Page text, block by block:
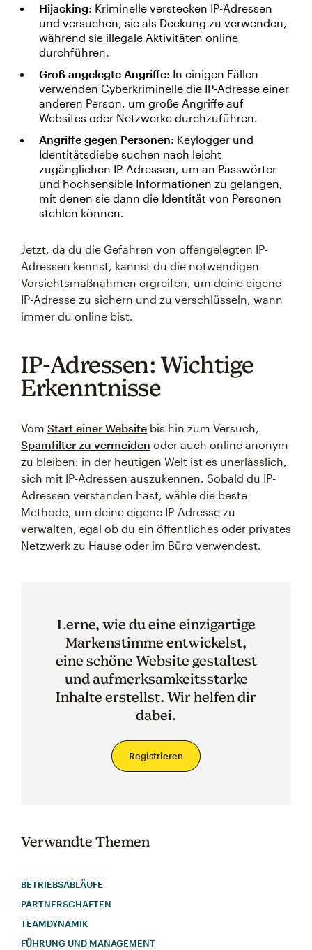
Hijacking: Kriminelle verstecken IP-Adressen
und versuchen, sie als Deckung zu verwenden,
während sie illegale Aktivitäten online
durchführen.
Groß angelegte Angriffe: In einigen Fällen
verwenden Cyberkriminelle die IP-Adresse einer
anderen Person, um große Angriffe auf
Websites oder Netzwerke durchzuführen.
Angriffe gegen Personen: Keylogger und
Identitätsdiebe suchen nach leicht
zugänglichen IP-Adressen, um an Passwörter
und hochsensible Informationen zu gelangen,
mit denen sie dann die Identität von Personen
stehlen können.
Jetzt, da du die Gefahren von offengelegten IP-
Adressen kennst, kannst du die notwendigen
Vorsichtsmaßnahmen ergreifen, um deine eigene
IP-Adresse zu sichern und zu verschlüsseln, wann
immer du online bist.
IP-Adressen: Wichtige
Erkenntnisse
Vom Start einer Website bis hin zum Versuch,
Spamfilter zu vermeiden oder auch online anonym
zu bleiben: in der heutigen Welt ist es unerlässlich,
sich mit IP-Adressen auszukennen. Sobald du IP-
Adressen verstanden hast, wähle die beste
Methode, um deine eigene IP-Adresse zu
verwalten, egal ob du ein öffentliches oder privates
Netzwerk zu Hause oder im Büro verwendest.
Lerne, wie du eine einzigartige
Markenstimme entwickelst,
eine schöne Website gestaltest
und aufmerksamkeitsstarke
Inhalte erstellst. Wir helfen dir
dabei.
Registrieren
Verwandte Themen
BETRIEBSABLÄUFE
PARTNERSCHAFTEN
TEAMDYNAMIK
FÜHRUNG UND MANAGEMENT